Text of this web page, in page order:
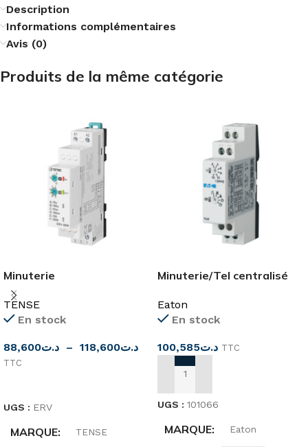
Description
Informations complémentaires
Avis (0)
Produits de la même catégorie
Minuterie
multifonctionnelle 0,1sec-
100 heures (Ajustable)
TENSE
En stock
د.ت88,600 – د.ت118,600
TTC
UGS : ERV
MARQUE TENSE
Minuterie/Tel centralisé
Eaton
En stock
د.ت100,585 TTC
AJOUTER AU PANIER
UGS : 101066
MARQUE Eaton